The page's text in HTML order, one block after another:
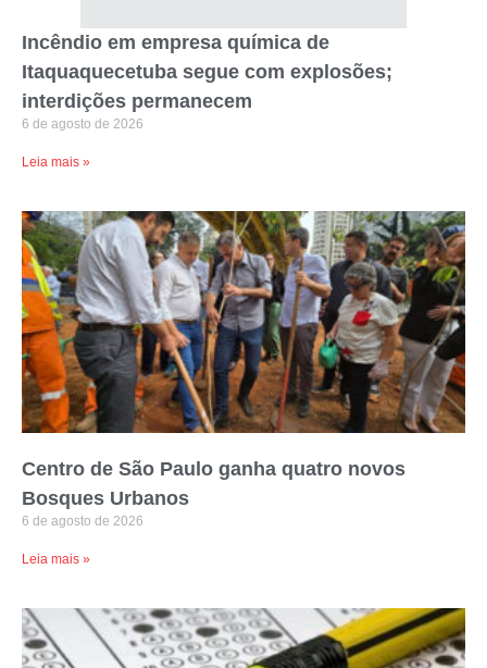
Incêndio em empresa química de
Itaquaquecetuba segue com explosões;
interdições permanecem
6 de agosto de 2026
Leia mais »
Centro de São Paulo ganha quatro novos
Bosques Urbanos
6 de agosto de 2026
Leia mais »